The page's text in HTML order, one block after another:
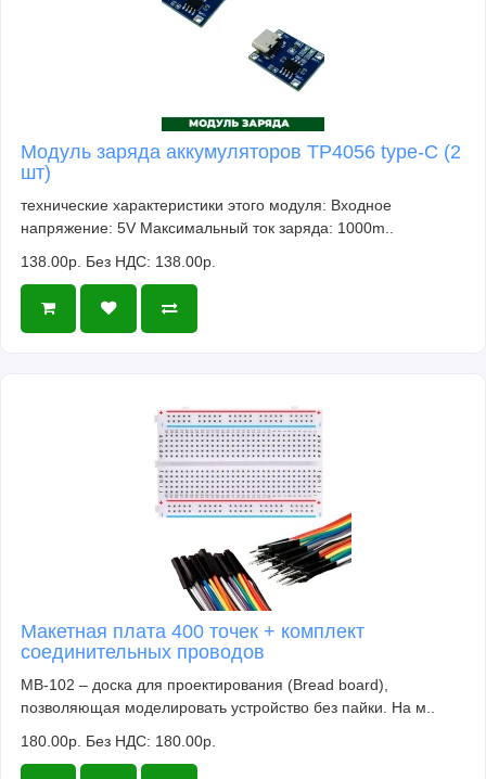
Модуль заряда аккумуляторов TP4056 type-C (2
шт)
технические характеристики этого модуля: Входное
напряжение: 5V Максимальный ток заряда: 1000m..
138.00р. Без НДС: 138.00р.
Макетная плата 400 точек + комплект
соединительных проводов
MB-102 – доска для проектирования (Bread board),
позволяющая моделировать устройство без пайки. На м..
180.00р. Без НДС: 180.00р.